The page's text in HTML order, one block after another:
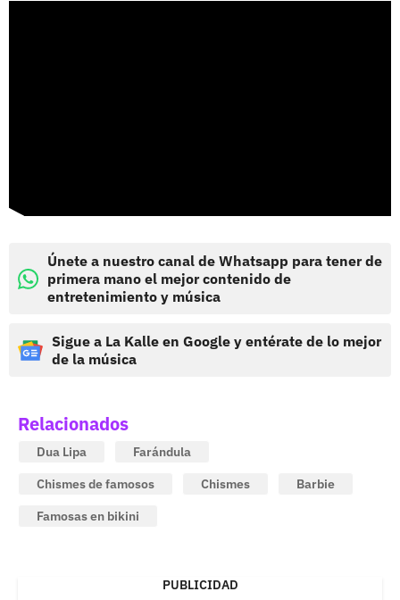
Únete a nuestro canal de Whatsapp para tener de
primera mano el mejor contenido de
entretenimiento y música
Sigue a La Kalle en Google y entérate de lo mejor
de la música
Relacionados
Dua Lipa
Farándula
Chismes de famosos
Chismes
Barbie
Famosas en bikini
PUBLICIDAD